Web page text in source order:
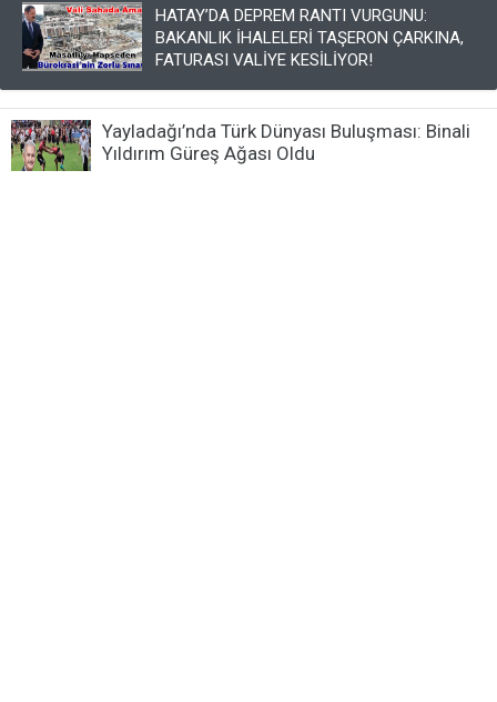
HATAY’DA DEPREM RANTI VURGUNU:
BAKANLIK İHALELERİ TAŞERON ÇARKINA,
FATURASI VALİYE KESİLİYOR!
Yayladağı’nda Türk Dünyası Buluşması: Binali
Yıldırım Güreş Ağası Oldu